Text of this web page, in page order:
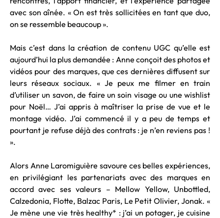
avec son aînée. « On est très sollicitées en tant que duo,
on se ressemble beaucoup ».
Mais c’est dans la création de contenu UGC qu’elle est
aujourd’hui la plus demandée : Anne conçoit des photos et
vidéos pour des marques, que ces dernières diffusent sur
leurs réseaux sociaux. « Je peux me filmer en train
d’utiliser un savon, de faire un soin visage ou une wishlist
pour Noël… J’ai appris à maîtriser la prise de vue et le
montage vidéo. J’ai commencé il y a peu de temps et
pourtant je refuse déjà des contrats : je n’en reviens pas !
».
Alors Anne Laromiguière savoure ces belles expériences,
en privilégiant les partenariats avec des marques en
accord avec ses valeurs – Mellow Yellow, Unbottled,
Calzedonia, Flotte, Balzac Paris, Le Petit Olivier, Jonak. «
Je mène une vie très healthy* : j’ai un potager, je cuisine